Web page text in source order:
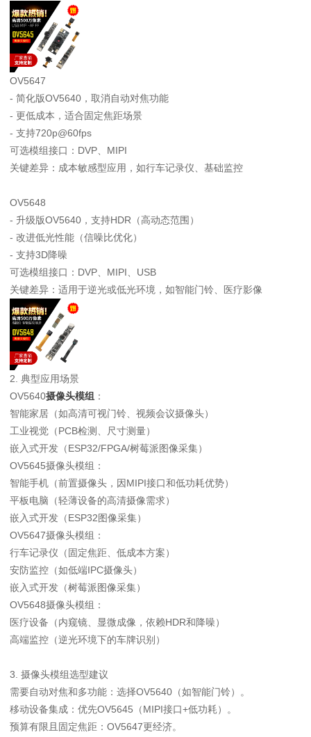
OV5647
- 简化版OV5640，取消自动对焦功能
- 更低成本，适合固定焦距场景
- 支持720p@60fps
可选模组接口：DVP、MIPI
关键差异：成本敏感型应用，如行车记录仪、基础监控
OV5648
- 升级版OV5640，支持HDR（高动态范围）
- 改进低光性能（信噪比优化）
- 支持3D降噪
可选模组接口：DVP、MIPI、USB
关键差异：适用于逆光或低光环境，如智能门铃、医疗影像
2. 典型应用场景
OV5640摄像头模组 ：
智能家居（如高清可视门铃、视频会议摄像头）
工业视觉（PCB检测、尺寸测量）
嵌入式开发（ESP32/FPGA/树莓派图像采集）
OV5645摄像头模组：
智能手机（前置摄像头，因MIPI接口和低功耗优势）
平板电脑（轻薄设备的高清摄像需求）
嵌入式开发（ESP32图像采集）
OV5647摄像头模组：
行车记录仪（固定焦距、低成本方案）
安防监控（如低端IPC摄像头）
嵌入式开发（树莓派图像采集）
OV5648摄像头模组：
医疗设备（内窥镜、显微成像，依赖HDR和降噪）
高端监控（逆光环境下的车牌识别）
3. 摄像头模组选型建议
需要自动对焦和多功能：选择OV5640（如智能门铃）。
移动设备集成：优先OV5645（MIPI接口+低功耗）。
预算有限且固定焦距：OV5647更经济。